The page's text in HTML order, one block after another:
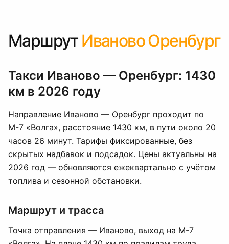
Маршрут Иваново Оренбург
Такси Иваново — Оренбург: 1430
км в 2026 году
Направление Иваново — Оренбург проходит по
М-7 «Волга», расстояние 1430 км, в пути около 20
часов 26 минут. Тарифы фиксированные, без
скрытых надбавок и подсадок. Цены актуальны на
2026 год — обновляются ежеквартально с учётом
топлива и сезонной обстановки.
Маршрут и трасса
Точка отправления — Иваново, выход на М-7